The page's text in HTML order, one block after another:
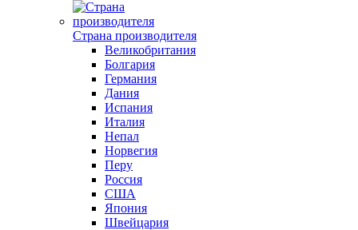
Страна производителя
Великобритания
Болгария
Германия
Дания
Испания
Италия
Непал
Норвегия
Перу
Россия
США
Япония
Швейцария